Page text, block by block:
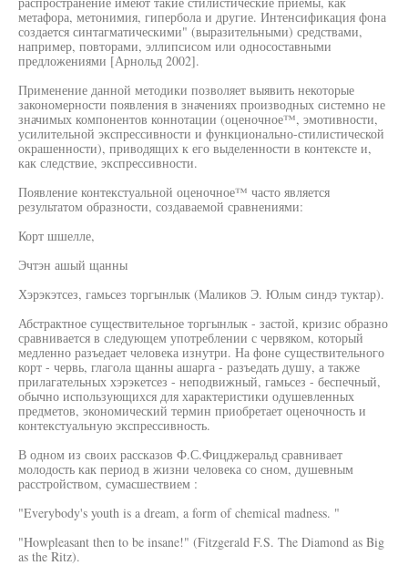
метафора, метонимия, гипербола и другие. Интенсификация фона
создается синтагматическими" (выразительными) средствами,
например, повторами, эллипсисом или односоставными
предложениями [Арнольд 2002].
Применение данной методики позволяет выявить некоторые
закономерности появления в значениях производных системно не
значимых компонентов коннотации (оценочное™, эмотивности,
усилительной экспрессивности и функционально-стилистической
окрашенности), приводящих к его выделенности в контексте и,
как следствие, экспрессивности.
Появление контекстуальной оценочное™ часто является
результатом образности, создаваемой сравнениями:
Корт шшелле,
Эчтэн ашый щанны
Хэрэкэтсез, гамьсез торгынлык (Маликов Э. Юлым синдэ туктар).
Абстрактное существительное торгынлык - застой, кризис образно
сравнивается в следующем употреблении с червяком, который
медленно разъедает человека изнутри. На фоне существительного
корт - червь, глагола щанны ашарга - разъедать душу, а также
прилагательных хэрэкетсез - неподвижный, гамьсез - беспечный,
обычно использующихся для характеристики одушевленных
предметов, экономический термин приобретает оценочность и
контекстуальную экспрессивность.
В одном из своих рассказов Ф.С.Фицджеральд сравнивает
молодость как период в жизни человека со сном, душевным
расстройством, сумасшествием :
"Everybody's youth is a dream, a form of chemical madness. "
"Howpleasant then to be insane!" (Fitzgerald F.S. The Diamond as Big
as the Ritz).